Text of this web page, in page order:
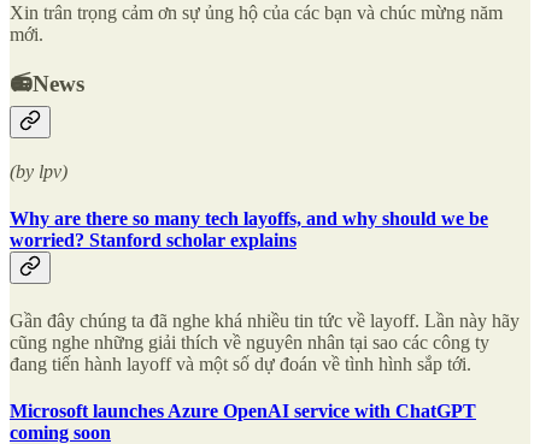
Xin trân trọng cảm ơn sự ủng hộ của các bạn và chúc mừng năm
mới.
📻News
(by lpv)
Why are there so many tech layoffs, and why should we be
worried? Stanford scholar explains
Gần đây chúng ta đã nghe khá nhiều tin tức về layoff. Lần này hãy
cũng nghe những giải thích về nguyên nhân tại sao các công ty
đang tiến hành layoff và một số dự đoán về tình hình sắp tới.
Microsoft launches Azure OpenAI service with ChatGPT
coming soon